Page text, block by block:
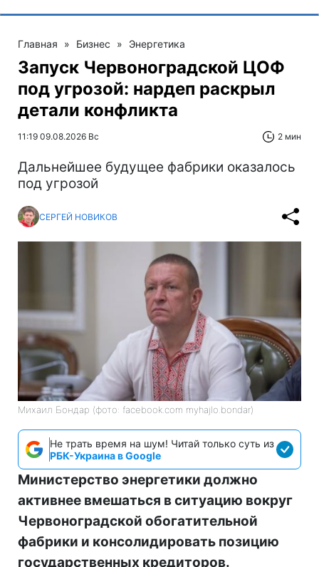
Главная » Бизнес » Энергетика
Запуск Червоноградской ЦОФ
под угрозой: нардеп раскрыл
детали конфликта
11:19 09.08.2026 Вс 2 мин
Дальнейшее будущее фабрики оказалось
под угрозой
СЕРГЕЙ НОВИКОВ
Михаил Бондар (фото: facebook.com myhajlo.bondar)
Не трать время на шум! Читай только суть из
РБК-Украина в Google
Министерство энергетики должно
активнее вмешаться в ситуацию вокруг
Червоноградской обогатительной
фабрики и консолидировать позицию
государственных кредиторов.